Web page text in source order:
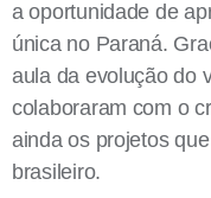
a oportunidade de
única no Paraná.
aula da evolução do
colaboraram com o
ainda os projetos
brasileiro.